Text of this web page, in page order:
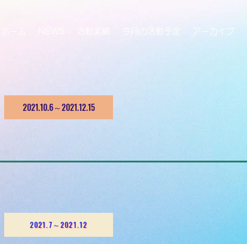
今月の活動予定 アーカイブ
2021.10.6～2021.12.15
2021.7～2021.12